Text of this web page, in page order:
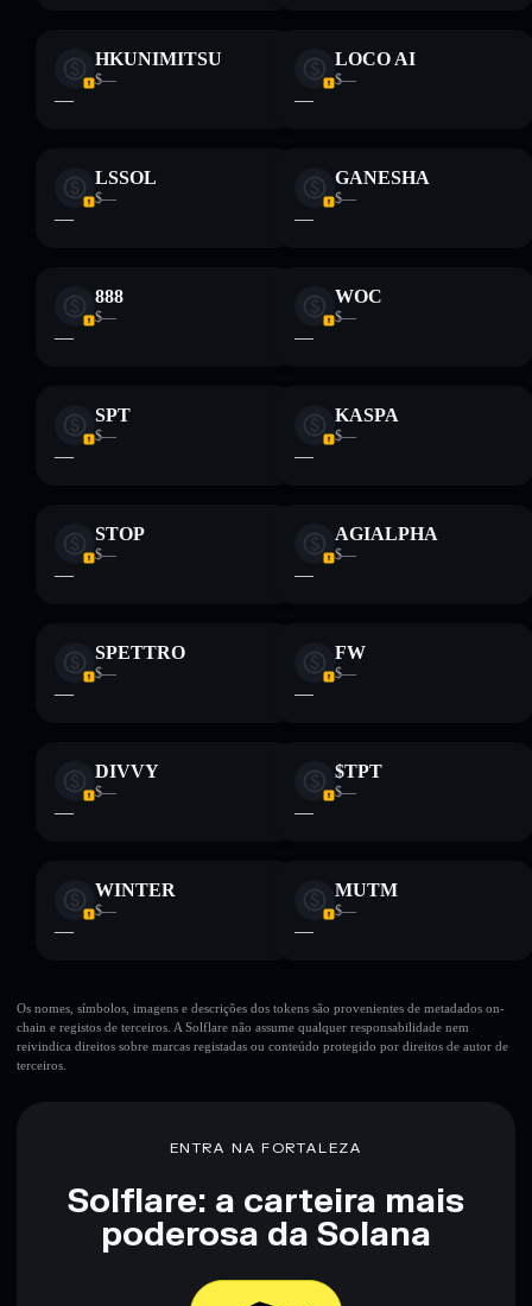
HKUNIMITSU
$—
—
LOCO AI
$—
—
LSSOL
$—
—
GANESHA
$—
—
888
$—
—
WOC
$—
—
SPT
$—
—
KASPA
$—
—
STOP
$—
—
AGIALPHA
$—
—
SPETTRO
$—
—
FW
$—
—
DIVVY
$—
—
$TPT
$—
—
WINTER
$—
—
MUTM
$—
—
Os nomes, símbolos, imagens e descrições dos tokens são provenientes de metadados on-
chain e registos de terceiros. A Solflare não assume qualquer responsabilidade nem
reivindica direitos sobre marcas registadas ou conteúdo protegido por direitos de autor de
terceiros.
ENTRA NA FORTALEZA
Solflare: a carteira mais
poderosa da Solana